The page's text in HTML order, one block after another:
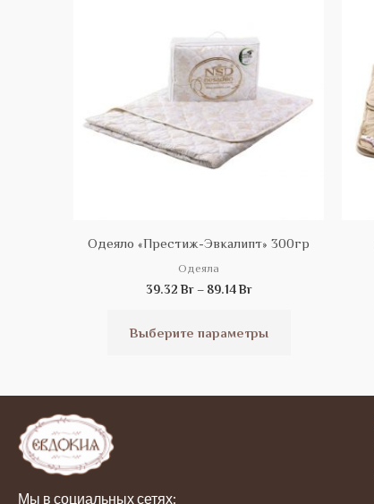
Одеяло «Престиж-Эвкалипт» 300гр
Одеяла
39.32 Br – 89.14 Br
Выберите параметры
на
Мы в социальных сетях: